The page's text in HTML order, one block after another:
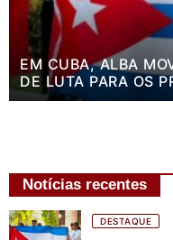
EM CUBA, ALBA
DE LUTA PARA OS
Notícias recentes
DESTAQUE